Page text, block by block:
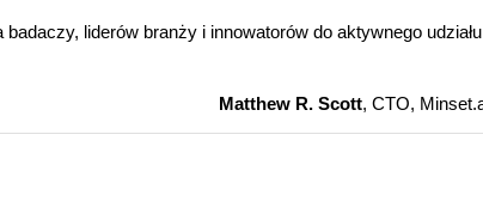
liderów branży i innowatorów do aktywnego udziału
Matthew R. Scott, CTO,